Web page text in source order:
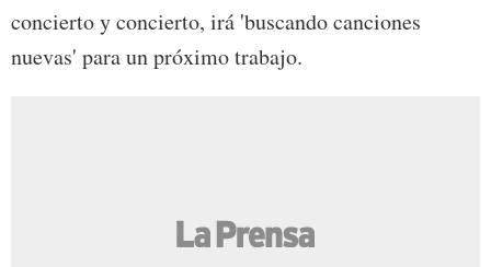
concierto y concierto, irá 'buscando canciones
nuevas' para un próximo trabajo.